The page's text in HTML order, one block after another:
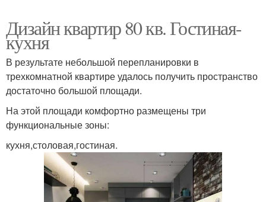
Дизайн квартир 80 кв. Гостиная-
кухня
В результате небольшой перепланировки в
трехкомнатной квартире удалось получить пространство
достаточно большой площади.
На этой площади комфортно размещены три
функциональные зоны:
кухня,столовая,гостиная.